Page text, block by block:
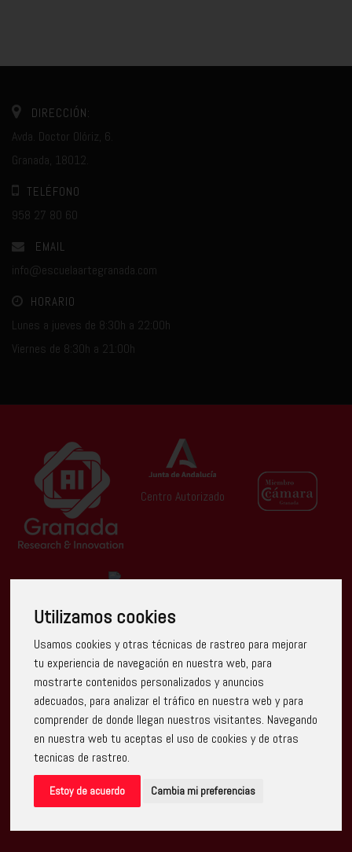
Utilizamos cookies
Usamos cookies y otras técnicas de rastreo para mejorar
tu experiencia de navegación en nuestra web, para
mostrarte contenidos personalizados y anuncios
adecuados, para analizar el tráfico en nuestra web y para
comprender de donde llegan nuestros visitantes. Navegando
en nuestra web tu aceptas el uso de cookies y de otras
tecnicas de rastreo.
Estoy de acuerdo Cambia mi preferencias
DIRECCIÓN:
Avda. Doctor Olóriz, 6.
Granada, 18012.
TELÉFONO
958 27 80 60
EMAIL
info@escuelaartegranada.com
HORARIO
Lunes a jueves de 8:30h a 22:00h
Viernes de 8:30h a 21:00h
Centro Autorizado
Europea con cargo al Programa Operativo FEDER de
Andalucía 2014-2020, financiada como parte de la
respuesta de la Unión a la pandemia de COVID-19
(REACT-UE), para compensar el sobrecoste energético
de gas natural y/o electricidad a pymes y autónomos
especialmente afectados por el incremento de los
precios del gas natural y la electricidad provocados por el
impacto de la guerra de agresión de Rusia contra
Ucrania.